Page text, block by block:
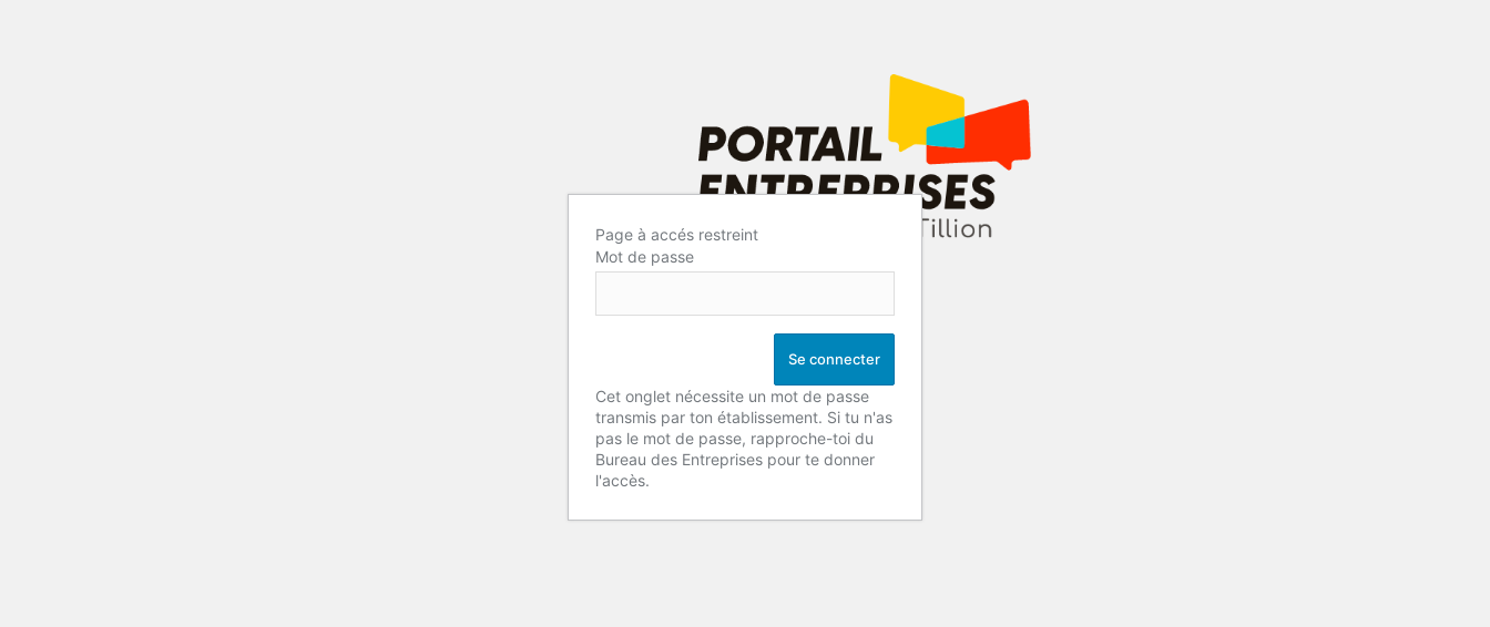
Page à accés restreint
Mot de passe
Cet onglet nécessite un mot de passe
transmis par ton établissement. Si tu n'as
pas le mot de passe, rapproche-toi du
Bureau des Entreprises pour te donner
l'accès.